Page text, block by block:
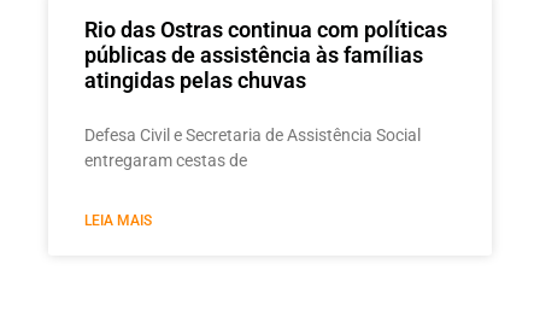
Rio das Ostras continua com políticas
públicas de assistência às famílias
atingidas pelas chuvas
Defesa Civil e Secretaria de Assistência Social
entregaram cestas de
LEIA MAIS